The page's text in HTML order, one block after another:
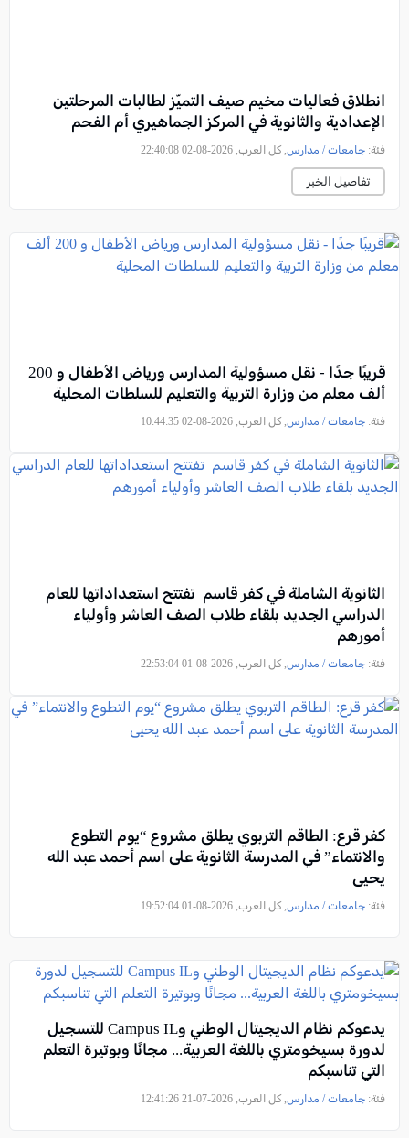
انطلاق فعاليات مخيم صيف التميّز لطالبات المرحلتين
الإعدادية والثانوية في المركز الجماهيري أم الفحم
فئة: جامعات / مدارس , كل العرب, 2026-08-02 22:40:08
تفاصيل الخبر
قريبًا جدًا - نقل مسؤولية المدارس ورياض الأطفال و 200
ألف معلم من وزارة التربية والتعليم للسلطات المحلية
فئة: جامعات / مدارس , كل العرب, 2026-08-02 10:44:35
الثانوية الشاملة في كفر قاسم تفتتح استعداداتها للعام
الدراسي الجديد بلقاء طلاب الصف العاشر وأولياء
أمورهم
فئة: جامعات / مدارس , كل العرب, 2026-08-01 22:53:04
كفر قرع: الطاقم التربوي يطلق مشروع “يوم التطوع
والانتماء” في المدرسة الثانوية على اسم أحمد عبد الله
يحيى
فئة: جامعات / مدارس , كل العرب, 2026-08-01 19:52:04
يدعوكم نظام الديجيتال الوطني وCampus IL للتسجيل
لدورة بسيخومتري باللغة العربية... مجانًا وبوتيرة التعلم
التي تناسبكم
فئة: جامعات / مدارس , كل العرب, 2026-07-21 12:41:26